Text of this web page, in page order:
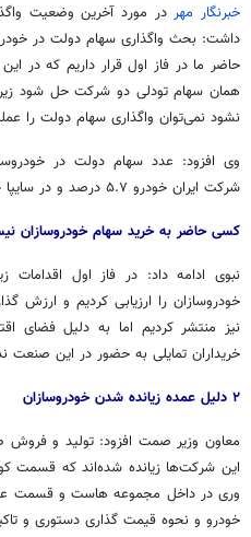
خبرنگار مهردر مورد آخرین وضعیت
داشت: بحث واگذاری سهام دولت در
حاضر ما در فاز اول قرار داریم که در
همان سهام تودلی دو شرکت حل شود
نشود نمی‌توان واگذاری سهام دولت را
وی افزود: عدد سهام دولت در
شرکت ایران خودرو ۵.۷ درصد و در سایپا حدود ۱۷ درصد است.
کسی حاضر به خرید سهام خودروسازان
نبوی ادامه داد: در فاز اول اقدامات
خودروسازان را ارزیابی کردیم و ارزش
نیز منتشر کردیم اما به دلیل فضای
خریداران تمایلی به حضور در این صنعت
۲ دلیل عمده
زیانده شدن خودروسازان
معاون وزیر صمت افزود: تولید و
این شرکت‌هازیانده شده‌اند که قسمت
وریدر داخل مجموعه هاستو قسمت
خودرو و نحوه قیمت گذاری دستوری و